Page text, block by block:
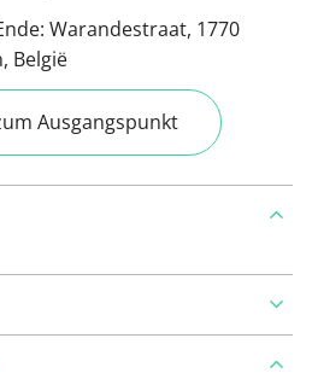
Warandestraat, 1770
België
Ausgangspunkt